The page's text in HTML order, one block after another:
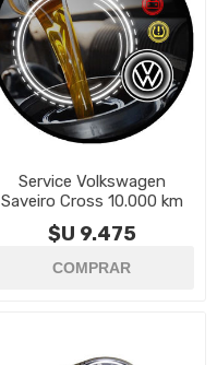
Service Volkswagen
Saveiro Cross 10.000 km
$U 9.475